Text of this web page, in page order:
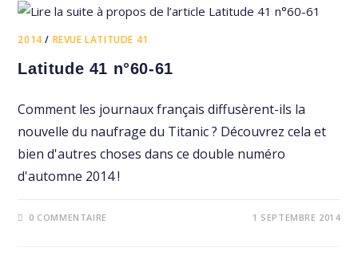
2014 / REVUE LATITUDE 41
Latitude 41 n°60-61
Comment les journaux français diffusèrent-ils la
nouvelle du naufrage du Titanic ? Découvrez cela et
bien d'autres choses dans ce double numéro
d'automne 2014 !
0 COMMENTAIRE 1 SEPTEMBRE 2014